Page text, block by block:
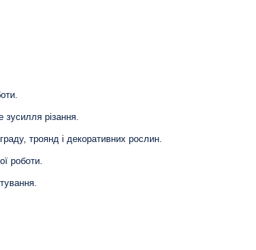
зусилля різання.
троянд і декоративних рослин.
роботи.